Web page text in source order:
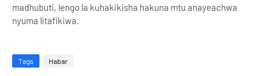
madhubuti, lengo la kuhakikisha hakuna mtu anayeachwa
nyuma litafikiwa.
Tags Habar